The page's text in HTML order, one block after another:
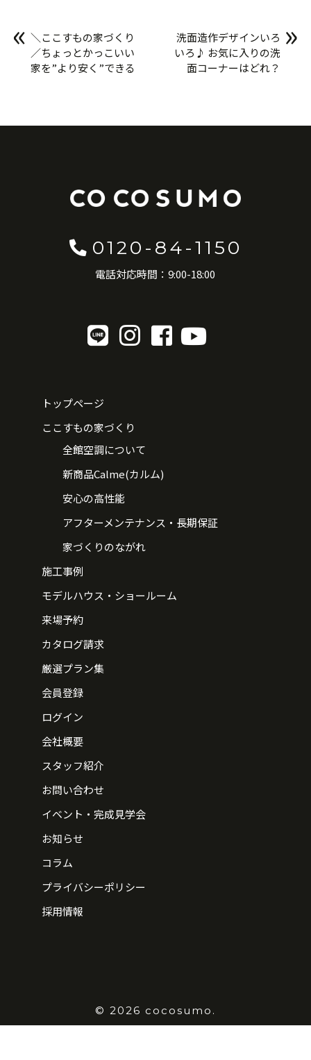
« ＼ここすもの家づくり
／ちょっとかっこいい
家を”より安く”できる
洗面造作デザインいろ
いろ♪ お気に入りの洗
面コーナーはどれ？
»
0120-84-1150
電話対応時間：9:00-18:00
トップページ
ここすもの家づくり
全館空調について
新商品Calme(カルム)
安心の高性能
アフターメンテナンス・長期保証
家づくりのながれ
施工事例
モデルハウス・ショールーム
来場予約
カタログ請求
厳選プラン集
会員登録
ログイン
会社概要
スタッフ紹介
お問い合わせ
イベント・完成見学会
お知らせ
コラム
プライバシーポリシー
採用情報
© 2026 cocosumo.